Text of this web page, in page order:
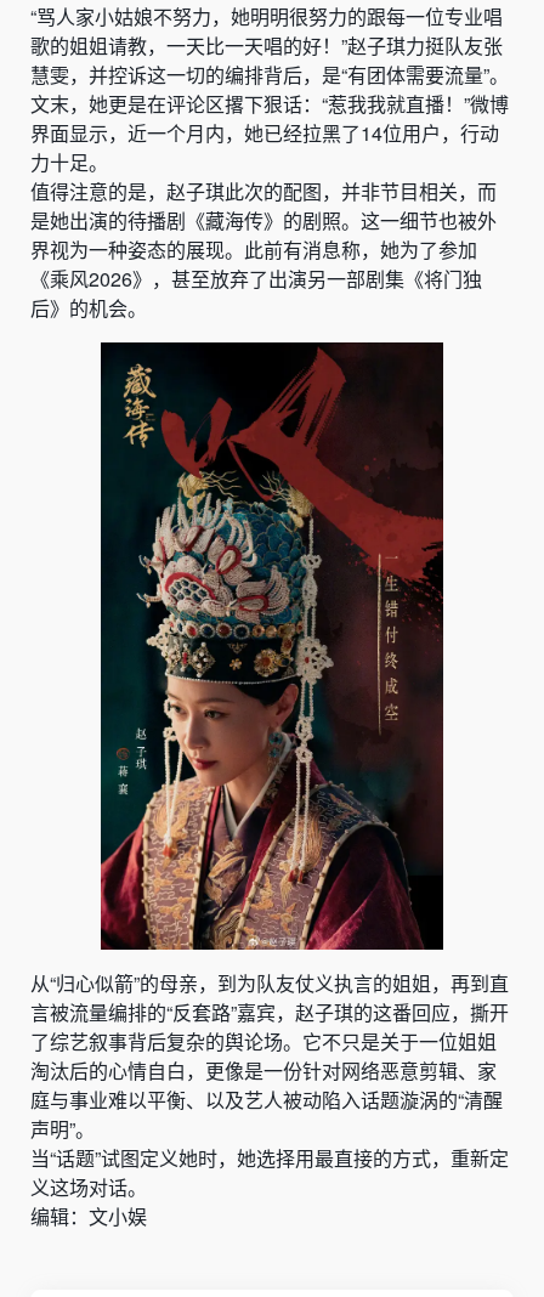
“骂人家小姑娘不努力，她明明很努力的跟每一位专业唱
歌的姐姐请教，一天比一天唱的好！”赵子琪力挺队友张
慧雯，并控诉这一切的编排背后，是“有团体需要流量”。
文末，她更是在评论区撂下狠话：“惹我我就直播！”微博
界面显示，近一个月内，她已经拉黑了14位用户，行动
力十足。
值得注意的是，赵子琪此次的配图，并非节目相关，而
是她出演的待播剧《藏海传》的剧照。这一细节也被外
界视为一种姿态的展现。此前有消息称，她为了参加
《乘风2026》，甚至放弃了出演另一部剧集《将门独
后》的机会。
从“归心似箭”的母亲，到为队友仗义执言的姐姐，再到直
言被流量编排的“反套路”嘉宾，赵子琪的这番回应，撕开
了综艺叙事背后复杂的舆论场。它不只是关于一位姐姐
淘汰后的心情自白，更像是一份针对网络恶意剪辑、家
庭与事业难以平衡、以及艺人被动陷入话题漩涡的“清醒
声明”。
当“话题”试图定义她时，她选择用最直接的方式，重新定
义这场对话。
编辑：文小娱